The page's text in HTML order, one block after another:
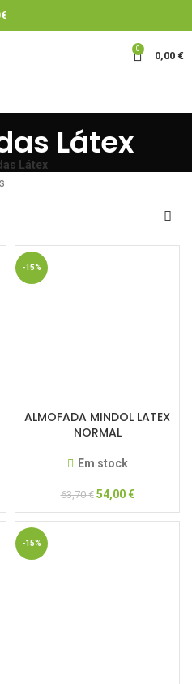
0
0,00 €
Látex
Látex
-15%
ALMOFADA MINDOL LATEX
NORMAL
Em stock
63,70€ 54,00€
-15%